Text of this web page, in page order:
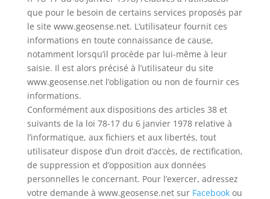
que pour le besoin de certains services proposés par
le site www.geosense.net. L’utilisateur fournit ces
informations en toute connaissance de cause,
notamment lorsqu’il procède par lui-même à leur
saisie. Il est alors précisé à l’utilisateur du site
www.geosense.net l’obligation ou non de fournir ces
informations.
Conformément aux dispositions des articles 38 et
suivants de la loi 78-17 du 6 janvier 1978 relative à
l’informatique, aux fichiers et aux libertés, tout
utilisateur dispose d’un droit d’accès, de rectification,
de suppression et d’opposition aux données
personnelles le concernant. Pour l’exercer, adressez
votre demande à www.geosense.net sur Facebookou